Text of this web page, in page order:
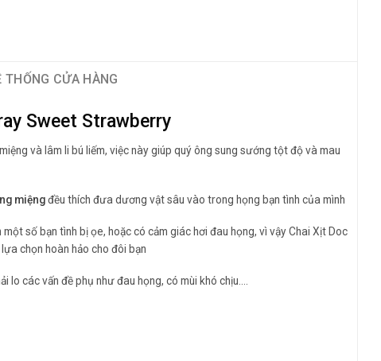
CỬA HÀNG
Sweet Strawberry
và lâm li bú liếm, việc này giúp quý ông sung sướng tột độ và mau
miệngđều thích đưa dương vật sâu vào trong họng bạn tình của mình
số bạn tình bị ọe, hoặc có cảm giác hơi đau họng, vì vậy Chai Xịt Doc
chọn hoàn hảo cho đôi bạn
lo các vấn đề phụ như đau họng, có mùi khó chịu….